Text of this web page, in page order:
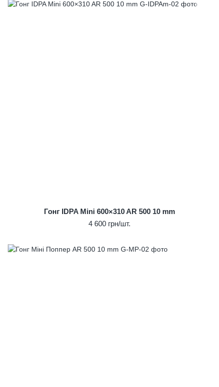
Гонг IDPA Mini 600×310 AR 500 10 mm
4 600 грн/шт.